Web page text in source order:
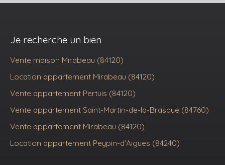
Je recherche un bien
Vente maison Mirabeau (84120)
Location appartement Mirabeau (84120)
Vente appartement Pertuis (84120)
Vente appartement Saint-Martin-de-la-Brasque (84760)
Vente appartement Mirabeau (84120)
Location appartement Peypin-d'Aigues (84240)